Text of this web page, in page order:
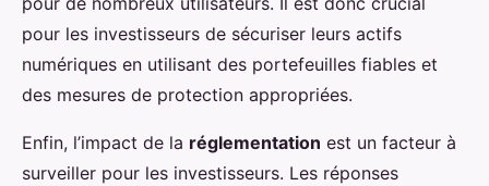
pour les investisseurs de sécuriser leurs actifs
numériques en utilisant des portefeuilles fiables et
des mesures de protection appropriées.
Enfin, l’impact de la réglementation est un facteur à
surveiller pour les investisseurs. Les réponses